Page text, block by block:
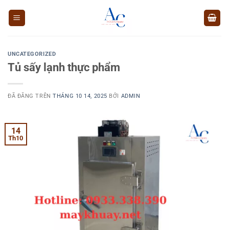
UNCATEGORIZED
Tủ sấy lạnh thực phẩm
ĐÃ ĐĂNG TRÊNTHÁNG 10 14, 2025 BỞI ADMIN
14
Th10